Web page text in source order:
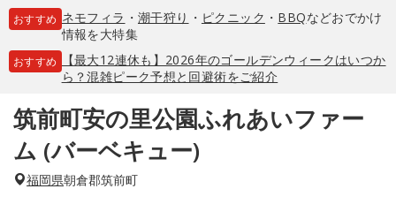
おすすめ ネモフィラ ・ 潮干狩り ・ ピクニック ・ BBQなどおでかけ
情報を大特集
おすすめ
【最大12連休も】2026年のゴールデンウィークはいつか
ら？混雑ピーク予想と回避術をご紹介
筑前町安の里公園ふれあいファー
ム (バーベキュー)
福岡県朝倉郡筑前町